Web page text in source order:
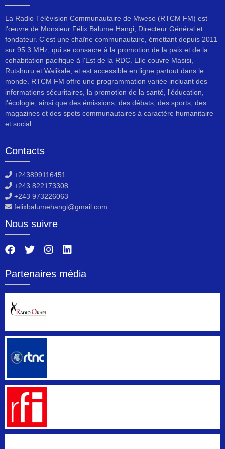
La Radio Télévision Communautaire de Mweso (RTCM FM) est
l'œuvre de Monsieur Félix Balume Hangi, Directeur Général et
fondateur. C'est une chaîne communautaire, émettant depuis 2011
sur 95.3 MHz, qui se consacre à la promotion de la paix et de la
cohabitation pacifique à l'Est de la RDC. Elle couvre Masisi,
Rutshuru et Walikale, et est accessible en ligne partout dans le
monde. RTCM FM offre une programmation variée incluant des
informations sécuritaires, la promotion de la santé, l'éducation,
l'écologie, ainsi que des émissions, des débats, des sports, des
magazines et des spots communautaires à caractère humanitaire
et social.
Contacts
+243899116451
+243 822173308
+243 973226063
felixbalumehangi@gmail.com
Nous suivre
Partenaires média